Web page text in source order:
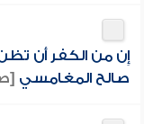
إِن من الكفر أَن تظن
صالح المغامسي